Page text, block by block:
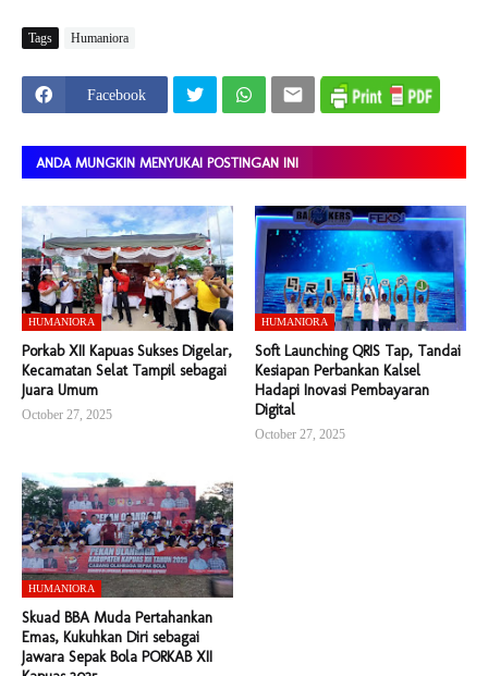
Tags Humaniora
Facebook
ANDA MUNGKIN MENYUKAI POSTINGAN INI
HUMANIORA
Porkab XII Kapuas Sukses Digelar,
Kecamatan Selat Tampil sebagai
Juara Umum
October 27, 2025
HUMANIORA
Soft Launching QRIS Tap, Tandai
Kesiapan Perbankan Kalsel
Hadapi Inovasi Pembayaran
Digital
October 27, 2025
HUMANIORA
Skuad BBA Muda Pertahankan
Emas, Kukuhkan Diri sebagai
Jawara Sepak Bola PORKAB XII